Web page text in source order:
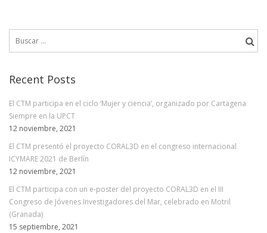
Buscar:
Recent Posts
El CTM participa en el ciclo ‘Mujer y ciencia’, organizado por Cartagena
Siempre en la UPCT
12 noviembre, 2021
El CTM presentó el proyecto CORAL3D en el congreso internacional
ICYMARE 2021 de Berlín
12 noviembre, 2021
El CTM participa con un e-poster del proyecto CORAL3D en el III
Congreso de Jóvenes Investigadores del Mar, celebrado en Motril
(Granada)
15 septiembre, 2021